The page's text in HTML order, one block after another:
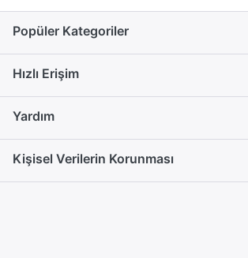
Popüler Kategoriler
Hızlı Erişim
Yardım
Kişisel Verilerin Korunması